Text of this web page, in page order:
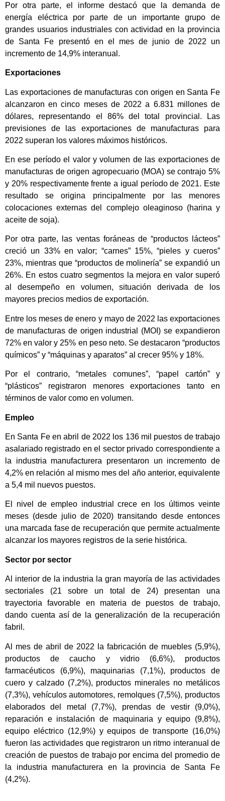
Por otra parte, el informe destacó que la demanda de
energía eléctrica por parte de un importante grupo de
grandes usuarios industriales con actividad en la provincia
de Santa Fe presentó en el mes de junio de 2022 un
incremento de 14,9% interanual.
Exportaciones
Las exportaciones de manufacturas con origen en Santa Fe
alcanzaron en cinco meses de 2022 a 6.831 millones de
dólares, representando el 86% del total provincial. Las
previsiones de las exportaciones de manufacturas para
2022 superan los valores máximos históricos.
En ese período el valor y volumen de las exportaciones de
manufacturas de origen agropecuario (MOA) se contrajo 5%
y 20% respectivamente frente a igual período de 2021. Este
resultado se origina principalmente por las menores
colocaciones externas del complejo oleaginoso (harina y
aceite de soja).
Por otra parte, las ventas foráneas de “productos lácteos”
creció un 33% en valor; “carnes” 15%, “pieles y cueros”
23%, mientras que “productos de molinería” se expandió un
26%. En estos cuatro segmentos la mejora en valor superó
al desempeño en volumen, situación derivada de los
mayores precios medios de exportación.
Entre los meses de enero y mayo de 2022 las exportaciones
de manufacturas de origen industrial (MOI) se expandieron
72% en valor y 25% en peso neto. Se destacaron “productos
químicos” y “máquinas y aparatos” al crecer 95% y 18%.
Por el contrario, “metales comunes”, “papel cartón” y
“plásticos” registraron menores exportaciones tanto en
términos de valor como en volumen.
Empleo
En Santa Fe en abril de 2022 los 136 mil puestos de trabajo
asalariado registrado en el sector privado correspondiente a
la industria manufacturera presentaron un incremento de
4,2% en relación al mismo mes del año anterior, equivalente
a 5,4 mil nuevos puestos.
El nivel de empleo industrial crece en los últimos veinte
meses (desde julio de 2020) transitando desde entonces
una marcada fase de recuperación que permite actualmente
alcanzar los mayores registros de la serie histórica.
Sector por sector
Al interior de la industria la gran mayoría de las actividades
sectoriales (21 sobre un total de 24) presentan una
trayectoria favorable en materia de puestos de trabajo,
dando cuenta así de la generalización de la recuperación
fabril.
Al mes de abril de 2022 la fabricación de muebles (5,9%),
productos de caucho y vidrio (6,6%), productos
farmacéuticos (6,9%), maquinarias (7,1%), productos de
cuero y calzado (7,2%), productos minerales no metálicos
(7,3%), vehículos automotores, remolques (7,5%), productos
elaborados del metal (7,7%), prendas de vestir (9,0%),
reparación e instalación de maquinaria y equipo (9,8%),
equipo eléctrico (12,9%) y equipos de transporte (16,0%)
fueron las actividades que registraron un ritmo interanual de
creación de puestos de trabajo por encima del promedio de
la industria manufacturera en la provincia de Santa Fe
(4,2%).